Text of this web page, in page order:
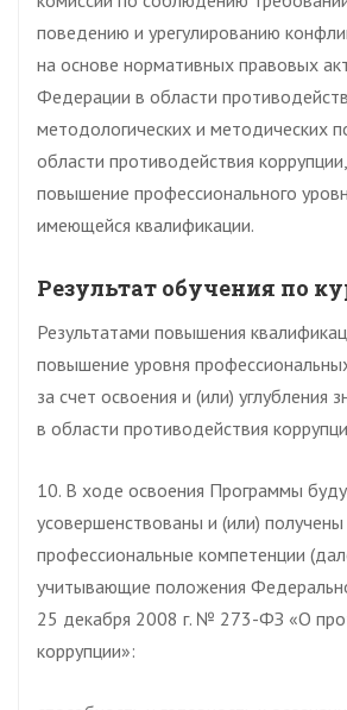
поведению и урегулированию
на основе нормативных правовых
Федерации в области
методологических и методических
области противодействия
повышение профессионального
имеющейся квалификации.
Результат обучения по
Результатами повышения
повышение уровня
за счет освоения и (или) углубления
в области противодействия
10. В ходе освоения Программы
усовершенствованы и (или)
профессиональные компетенции
учитывающие положения
25 декабря 2008 г. № 273-ФЗ «О
коррупции»: